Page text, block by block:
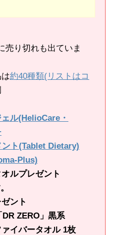
売り切れも出ていま
約40種類(リストはコ
ル(HelioCare・
ト(Tablet Dietary)
Plus)
ルプレゼント
ント
ZERO」黒系
イバータオル 1枚